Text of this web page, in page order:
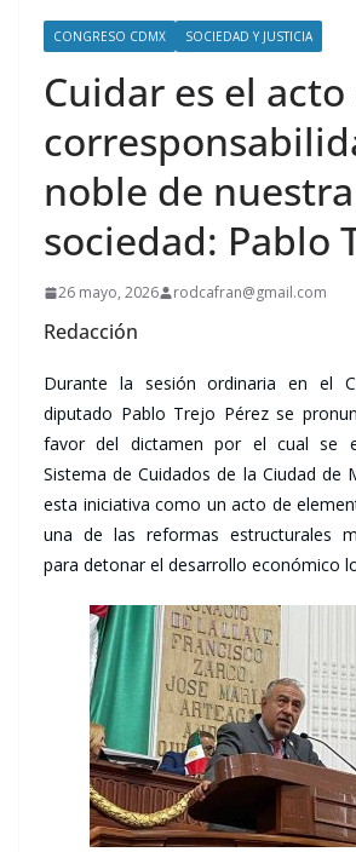
CONGRESO CDMX SOCIEDAD Y JUSTICIA
Cuidar es el acto
noble de nuestra
sociedad: Pablo
26 mayo, 2026 rodcafran@gmail.com
Redacción
Durante la sesión ordinaria en el
diputado Pablo Trejo Pérez se
favor del dictamen por el cual se
Sistema de Cuidados de la Ciudad de
esta iniciativa como un acto de
una de las reformas estructurales
para detonar el desarrollo económico